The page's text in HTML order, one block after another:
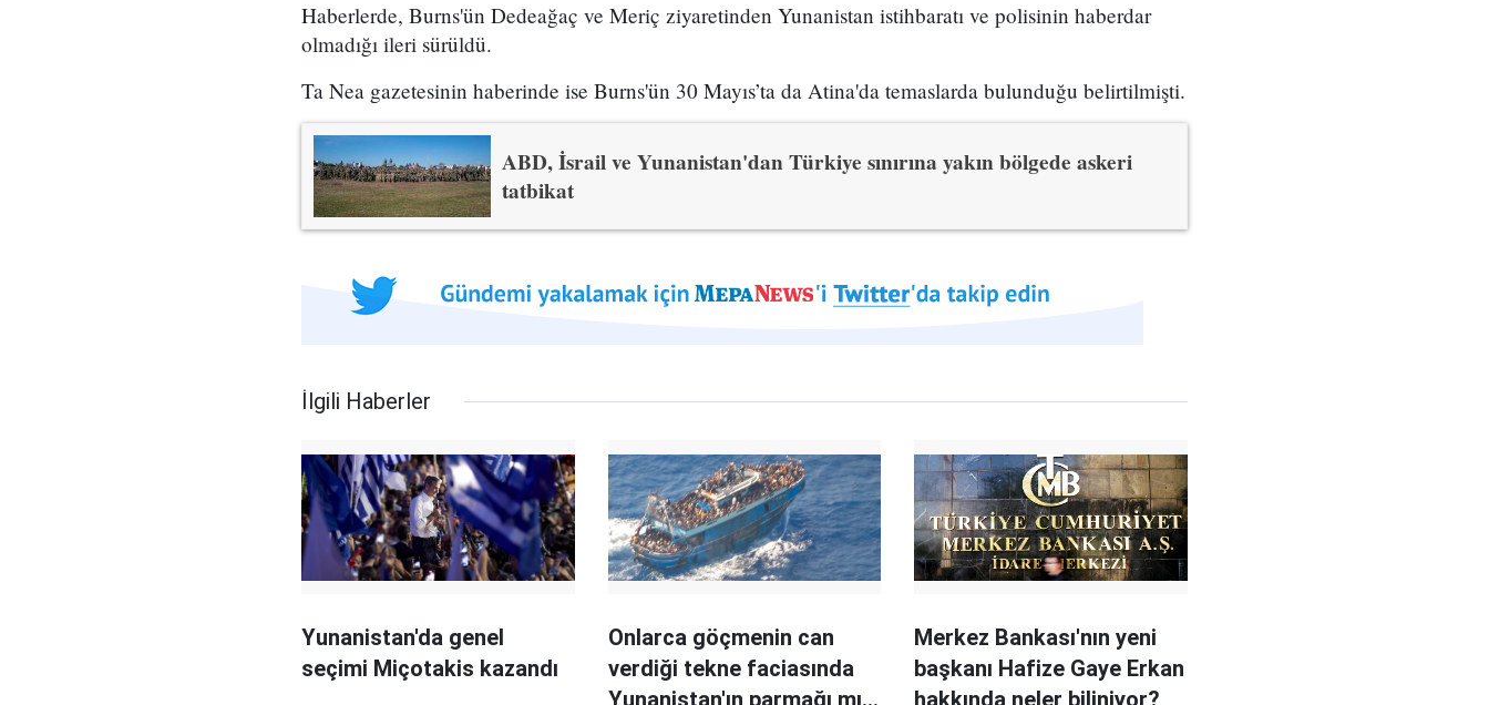
Haberlerde, Burns'ün Dedeağaç ve Meriç ziyaretinden Yunanistan istihbaratı ve polisinin haberdar
olmadığı ileri sürüldü.
Ta Nea gazetesinin haberinde ise Burns'ün 30 Mayıs’ta da Atina'da temaslarda bulunduğu belirtilmişti.
ABD, İsrail ve Yunanistan'dan Türkiye sınırına yakın bölgede askeri
tatbikat
İlgili Haberler
Yunanistan'da genel
seçimi Miçotakis kazandı
Onlarca göçmenin can
verdiği tekne faciasında
Yunanistan'ın parmağı mı
Merkez Bankası'nın yeni
başkanı Hafize Gaye Erkan
hakkında neler biliniyor?